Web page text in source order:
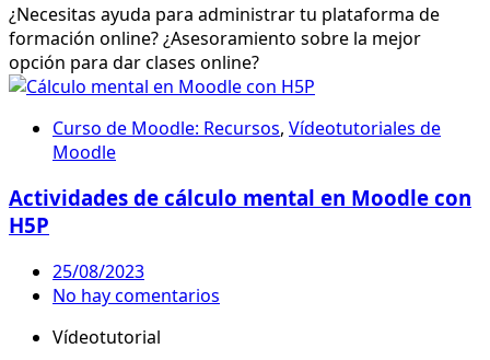
¿Necesitas ayuda para administrar tu plataforma de
formación online? ¿Asesoramiento sobre la mejor
opción para dar clases online?
Curso de Moodle: Recursos, Vídeotutoriales de
Moodle
Actividades de cálculo mental en Moodle con
H5P
25/08/2023
No hay comentarios
Vídeotutorial